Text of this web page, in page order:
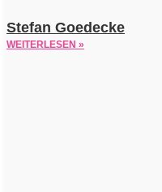
Stefan Goedecke
WEITERLESEN »